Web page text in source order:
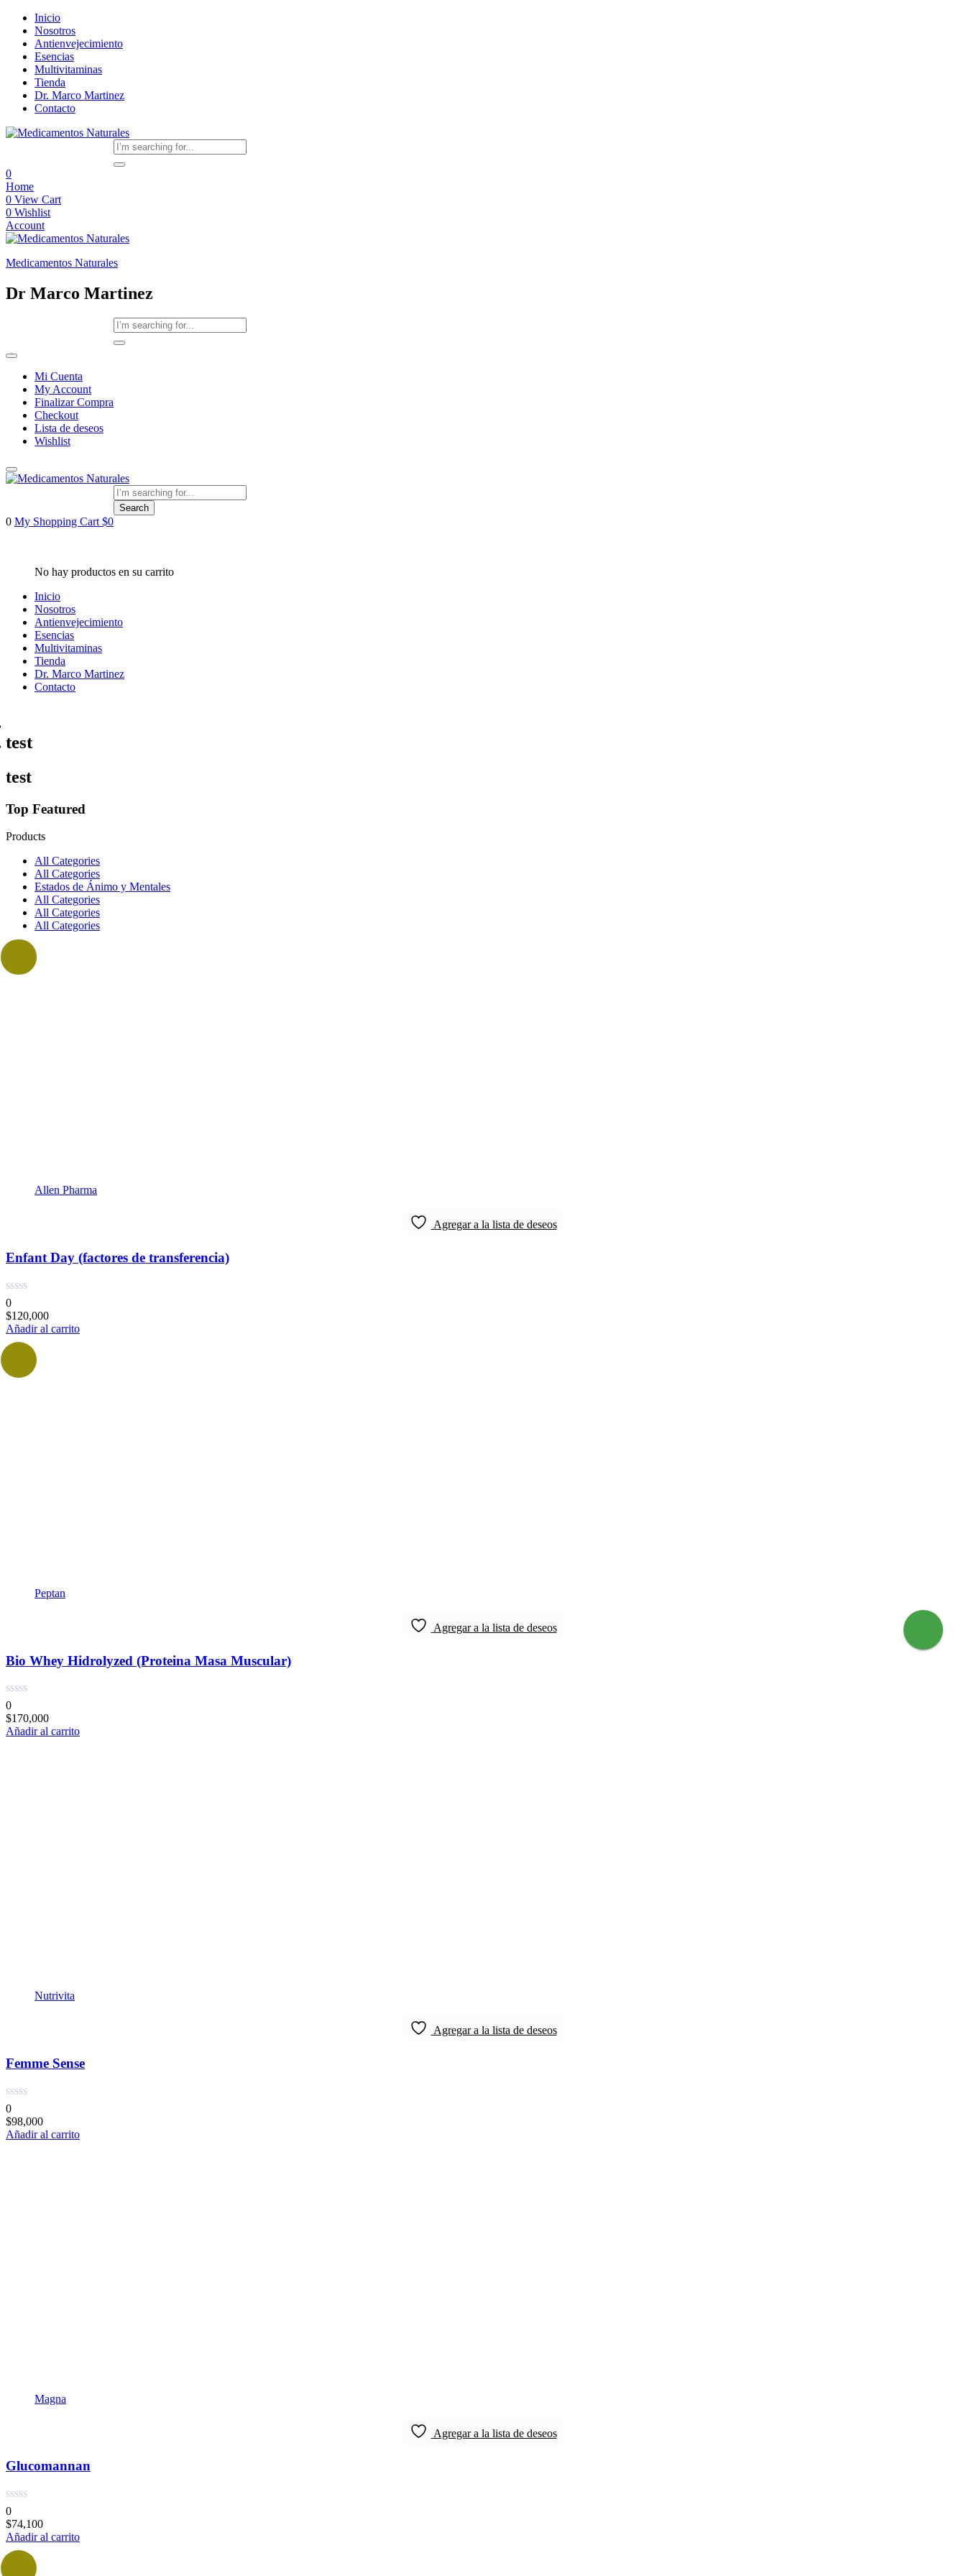
Inicio
Nosotros
Antienvejecimiento
Esencias
Multivitaminas
Tienda
Dr. Marco Martinez
Contacto
0
Home
0 View Cart
0 Wishlist
Account
Medicamentos Naturales
Dr Marco Martinez
Mi Cuenta
My Account
Finalizar Compra
Checkout
Lista de deseos
Wishlist
Search
0 My Shopping Cart $0
Inicio
Nosotros
Antienvejecimiento
Esencias
Multivitaminas
Tienda
Dr. Marco Martinez
Contacto
test
test
Top Featured
Products
All Categories
All Categories
Estados de Ánimo y Mentales
All Categories
All Categories
All Categories
Allen Pharma
Agregar a la lista de deseos
Enfant Day (factores de transferencia)
0
$120,000
Añadir al carrito
Peptan
Agregar a la lista de deseos
Bio Whey Hidrolyzed (Proteina Masa Muscular)
0
$170,000
Añadir al carrito
Nutrivita
Agregar a la lista de deseos
Femme Sense
0
$98,000
Añadir al carrito
Magna
Agregar a la lista de deseos
Glucomannan
0
$74,100
Añadir al carrito